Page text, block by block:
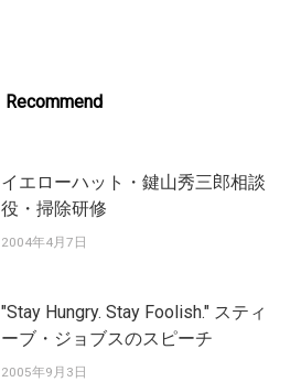
Recommend
イエローハット・鍵山秀三郎相談
役・掃除研修
2004年4月7日
"Stay Hungry. Stay Foolish." スティ
ーブ・ジョブスのスピーチ
2005年9月3日